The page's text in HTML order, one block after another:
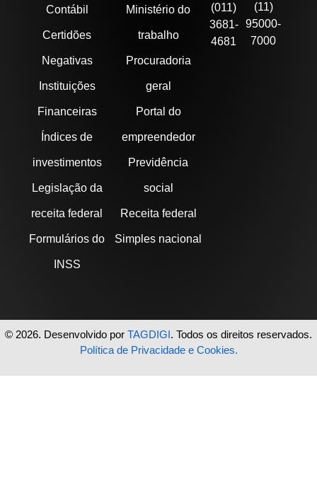
Contábil
Certidões
Negativas
Instituições
Financeiras
Índices de
investimentos
Legislação da
receita federal
Formulários do
INSS
Ministério do
trabalho
Procuradoria
geral
Portal do
empreendedor
Previdência
social
Receita federal
Simples nacional
(011)
3681-
4681
(11)
95000-
7000
© 2026. Desenvolvido por TAGDIGI. Todos os direitos reservados.
Política de Privacidade e Cookies.